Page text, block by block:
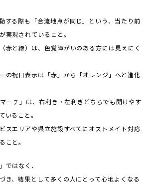
する際も「合流地点が同じ」という、当たり前
実現されていること。
赤と緑）は、色覚障がいのある方には見えにく
の祝日表示は「赤」から「オレンジ」へと進化
ーチ」は、右利き・左利きどちらでも開けやす
いること。
スエリアや県立施設すべてにオストメイト対応
こと。
ではなく、
き、結果として多くの人にとって心地よくなる